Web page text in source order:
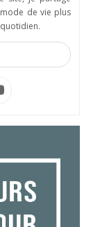
de vie plus